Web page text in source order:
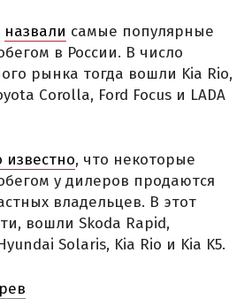
назвали самые популярные
в России. В число
рынка тогда вошли Kia Rio,
Corolla, Ford Focus и LADA
известно, что некоторые
у дилеров продаются
владельцев. В этот
вошли Skoda Rapid,
Solaris, Kia Rio и Kia K5.